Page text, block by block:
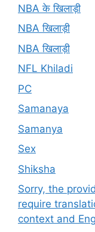
NBA के खिलाड़ी
NBA खिलाड़ी
NBA खिलाड़ी
NFL Khiladi
PC
Samanaya
Samanya
Sex
Shiksha
Sorry, the
require
context and